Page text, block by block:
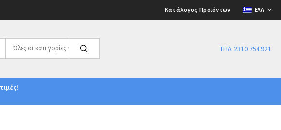
Κατάλογος Προϊόντων ΕΛΛ
Όλες οι κατηγορίες ΤΗΛ. 2310 754.921